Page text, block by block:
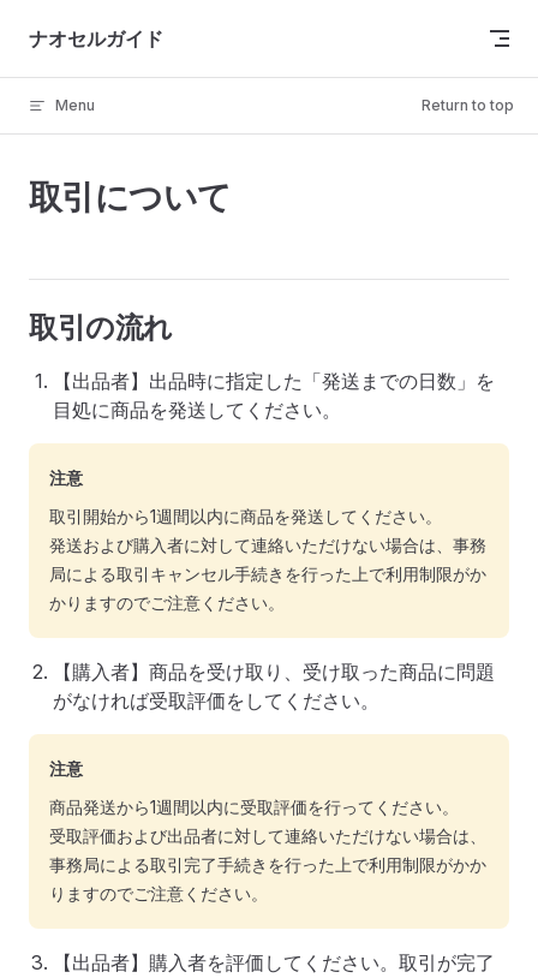
Skip to content
ナオセルガイド
Menu Return to top
取引について
取引の流れ
【出品者】出品時に指定した「発送までの日数」を
目処に商品を発送してください。
注意
取引開始から1週間以内に商品を発送してください。
発送および購入者に対して連絡いただけない場合は、事務
局による取引キャンセル手続きを行った上で利用制限がか
かりますのでご注意ください。
【購入者】商品を受け取り、受け取った商品に問題
がなければ受取評価をしてください。
注意
商品発送から1週間以内に受取評価を行ってください。
受取評価および出品者に対して連絡いただけない場合は、
事務局による取引完了手続きを行った上で利用制限がかか
りますのでご注意ください。
【出品者】購入者を評価してください。取引が完了